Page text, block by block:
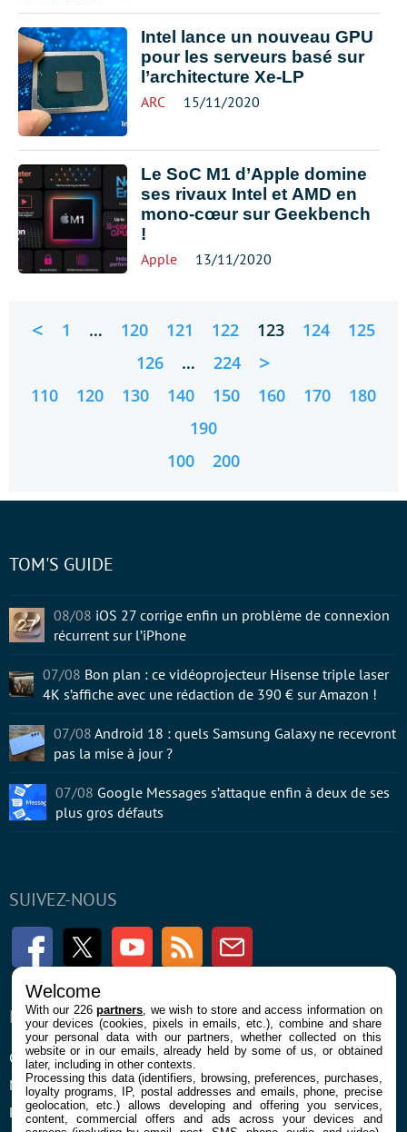
Intel lance un nouveau GPU
pour les serveurs basé sur
l’architecture Xe-LP
ARC 15/11/2020
Le SoC M1 d’Apple domine
ses rivaux Intel et AMD en
mono-cœur sur Geekbench
!
Apple 13/11/2020
< 1 … 120 121 122 123 124
125
126
… 224 >
110 120 130 140 150 160 170
180
190
100
200
SUIVEZ-NOUS
FacebookTwitter Youtube RSS Newsletter
ENTREPRISE
Confidentialité et Cookies
Mentions légales et CGU
Préférences Cookies
À PROPOS
Contact
TOM'S GUIDE
08/08 iOS 27 corrige enfin un problème de connexion
récurrent sur l’iPhone
07/08 Bon plan : ce vidéoprojecteur Hisense triple laser
4K s’affiche avec une rédaction de 390 € sur Amazon !
07/08 Android 18 : quels Samsung Galaxy ne recevront
pas la mise à jour ?
07/08 Google Messages s’attaque enfin à deux de ses
plus gros défauts
Welcome
With our 226partners , we wish to store and access information on
your devices (cookies, pixels in emails, etc.), combine and share
your personal data with our partners, whether collected on this
website or in our emails, already held by some of us, or obtained
later, including in other contexts.
Processing this data (identifiers, browsing, preferences, purchases,
loyalty programs, IP, postal addresses and emails, phone, precise
geolocation, etc.) allows developing and offering you services,
content, commercial offers and ads across your devices and